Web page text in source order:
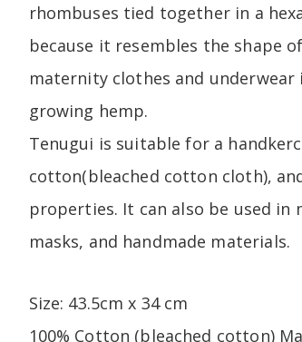
rhombuses tied together in a
because it resembles the shape
maternity clothes and
growing hemp.
Tenugui is suitable for a
cotton(bleached cotton cloth),
properties. It can also be used in
masks, and handmade materials.
Size: 43.5cm x 34 cm
100% Cotton (bleached cotton)